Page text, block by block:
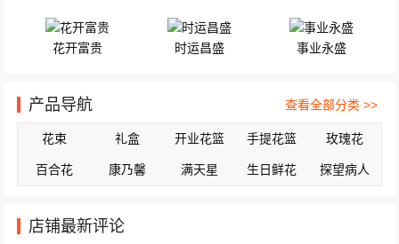
花开富贵 时运昌盛 事业永盛
产品导航 查看全部分类 >>
花束 礼盒 开业花篮 手提花篮 玫瑰花
百合花 康乃馨 满天星 生日鲜花 探望病人
店铺最新评论